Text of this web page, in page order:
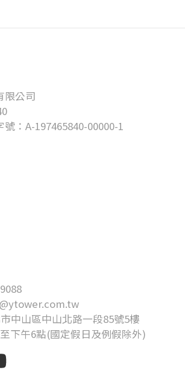
限公司
：A-197465840-00000-1
中山區中山北路一段85號5樓
下午6點(國定假日及例假除外)